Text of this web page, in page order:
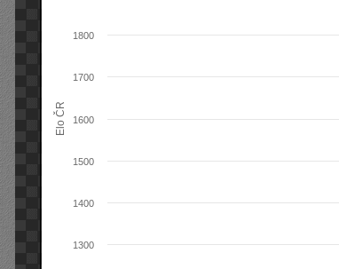
Elo ČR
1300
1400
1500
1600
1700
1800